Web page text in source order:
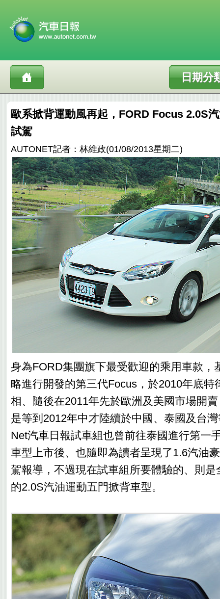
日期分
歐系掀背運動風再起，FORD Focus 2.0S
試駕
AUTONET記者：林維政(01/08/2013星期二)
身為FORD集團旗下最受歡迎的乘用車款，
略進行開發的第三代Focus，於2010年底特
相、隨後在2011年先於歐洲及美國市場開
是等到2012年中才陸續於中國、泰國及台
Net汽車日報試車組也曾前往泰國進行第一
車型上市後、也隨即為讀者呈現了1.6汽油
駕報導，不過現在試車組所要體驗的、則
的2.0S汽油運動五門掀背車型。